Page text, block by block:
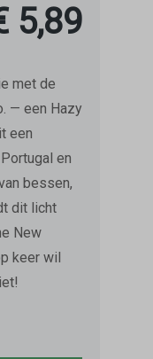
5,89
met de
— een Hazy
een
en
bessen,
dit licht
New
keer wil